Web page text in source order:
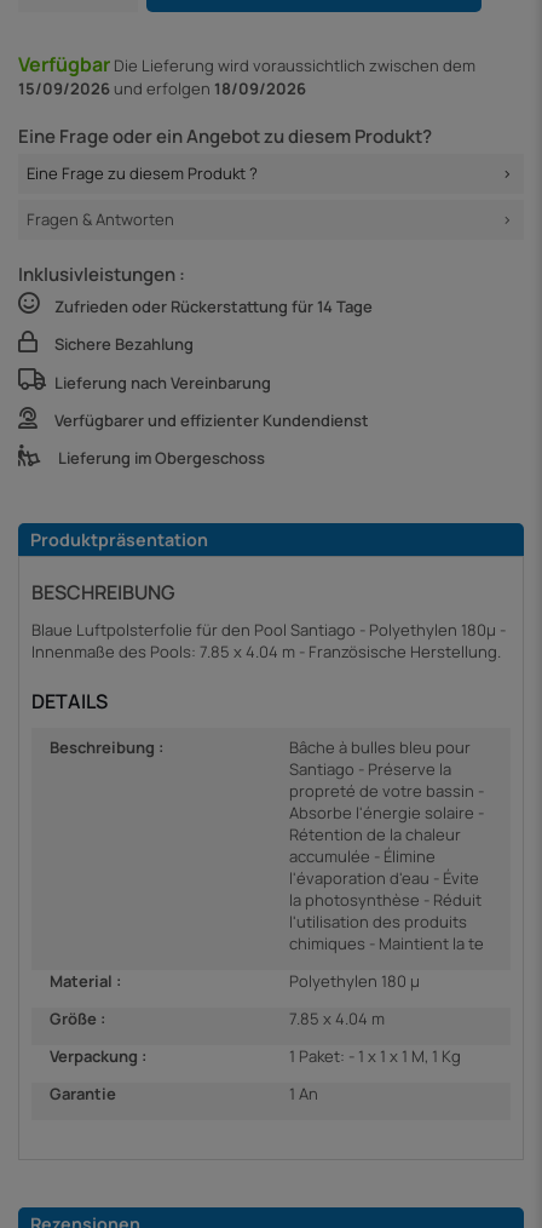
Verfügbar Die Lieferung wird voraussichtlich zwischen dem
15/09/2026 und erfolgen 18/09/2026
Eine Frage oder ein Angebot zu diesem Produkt?
Eine Frage zu diesem Produkt ?
Fragen & Antworten
Inklusivleistungen :
Zufrieden oder Rückerstattung für 14 Tage
Sichere Bezahlung
Lieferung nach Vereinbarung
Verfügbarer und effizienter Kundendienst
Lieferung im Obergeschoss
Produktpräsentation
BESCHREIBUNG
Blaue Luftpolsterfolie für den Pool Santiago - Polyethylen 180µ -
Innenmaße des Pools: 7.85 x 4.04 m - Französische Herstellung.
DETAILS
Beschreibung :
Bâche à bulles bleu pour
Santiago - Préserve la
propreté de votre bassin -
Absorbe l'énergie solaire -
Rétention de la chaleur
accumulée - Élimine
l'évaporation d'eau - Évite
la photosynthèse - Réduit
l'utilisation des produits
chimiques - Maintient la te
Material :
Polyethylen 180 µ
Größe :
7.85 x 4.04 m
Verpackung :
1 Paket: - 1 x 1 x 1 M, 1 Kg
Garantie
1 An